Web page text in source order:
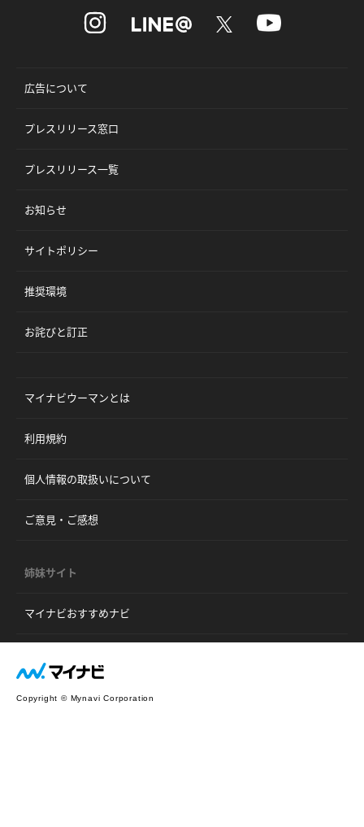
広告について
プレスリリース窓口
プレスリリース一覧
お知らせ
サイトポリシー
推奨環境
お詫びと訂正
マイナビウーマンとは
利用規約
個人情報の取扱いについて
ご意見・ご感想
姉妹サイト
マイナビおすすめナビ
Copyright © Mynavi Corporation